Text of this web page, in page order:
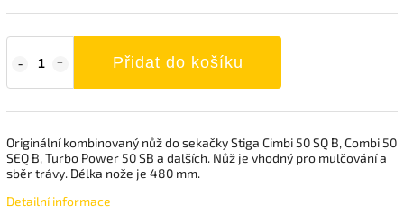
Přidat do košíku
Originální kombinovaný nůž do sekačky Stiga Cimbi 50 SQ B, Combi 50
SEQ B, Turbo Power 50 SB a dalších. Nůž je vhodný pro mulčování a
sběr trávy. Délka nože je 480 mm.
Detailní informace